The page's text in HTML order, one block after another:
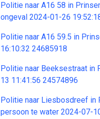
Politie naar A16 58 in
ongeval 2024-01-26
Politie naar A16 59.5 in
16:10:32 24685918
Politie naar Beeksestraat in
13 11:41:56 24574896
Politie naar Liesbosdreef in
persoon te water 2024-07-